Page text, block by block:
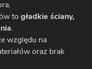
to gładkie ściany,
.
względu na
oraz brak